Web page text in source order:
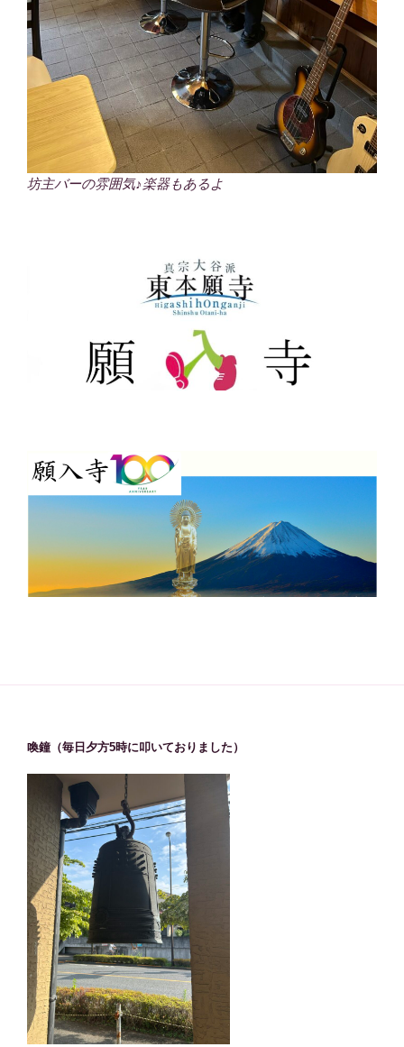
坊主バーの雰囲気♪楽器もあるよ
喚鐘（毎日夕方5時に叩いておりました）